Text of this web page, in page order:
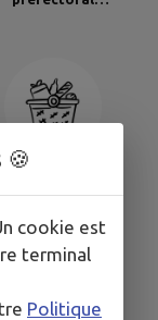
végétaux, aux
actions de
prévention
incendies de
l’emploi du feu
des
Maritimes
Entreprises
🍪
cookie est
terminal
Politique